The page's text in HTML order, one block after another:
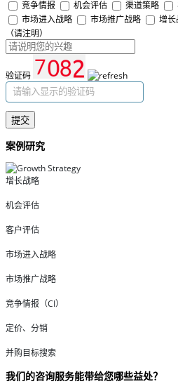
竞争情报
机会评估 渠道策略
市场进入战略
市场推广战略 增长
（请注明）
验证码
提交
案例研究
增长战略
机会评估
客户评估
市场进入战略
市场推广战略
竞争情报（CI）
定价、分销
并购目标搜索
我们的咨询服务能带给您哪些益处？